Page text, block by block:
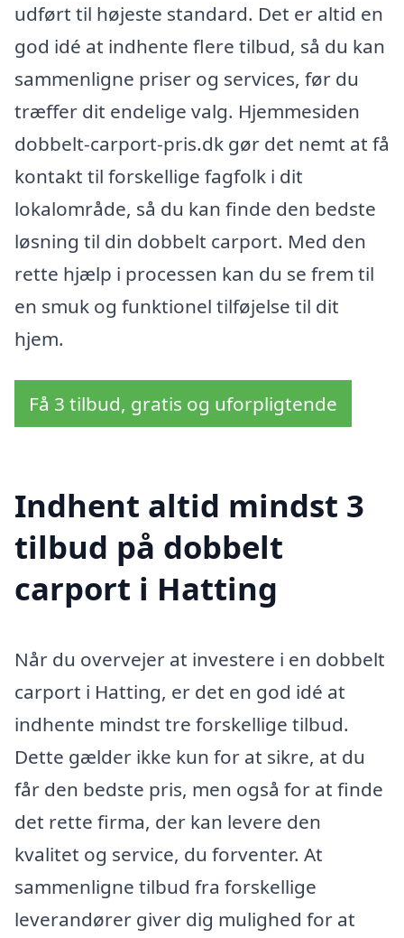
udført til højeste standard. Det er altid en
god idé at indhente flere tilbud, så du kan
sammenligne priser og services, før du
træffer dit endelige valg. Hjemmesiden
dobbelt-carport-pris.dk gør det nemt at få
kontakt til forskellige fagfolk i dit
lokalområde, så du kan finde den bedste
løsning til din dobbelt carport. Med den
rette hjælp i processen kan du se frem til
en smuk og funktionel tilføjelse til dit
hjem.
Få 3 tilbud, gratis og uforpligtende
Indhent altid mindst 3
tilbud på dobbelt
carport i Hatting
Når du overvejer at investere i en dobbelt
carport i Hatting, er det en god idé at
indhente mindst tre forskellige tilbud.
Dette gælder ikke kun for at sikre, at du
får den bedste pris, men også for at finde
det rette firma, der kan levere den
kvalitet og service, du forventer. At
sammenligne tilbud fra forskellige
leverandører giver dig mulighed for at